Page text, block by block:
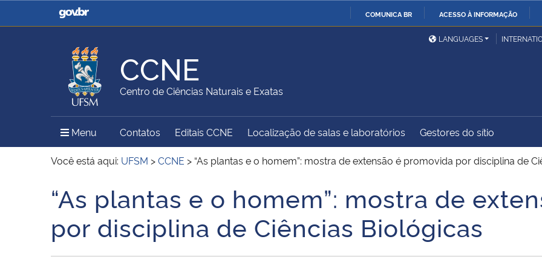
COMUNICA BR ACESSO À INFORMAÇÃO
Casa Civil
Ministério da Justiça e
Ministério da Defesa
Ministério das Relações
Exteriores
Ministério da Agricultura,
Pecuária e Abastecimento
Ministério da Educação
Ministério do Meio Ambiente Ministério do Turismo
Ministério do
Desenvolvimento Regional
Controladoria-Geral da
Secretaria de Governo
Gabinete de Segurança
Institucional
Advocacia-Geral da União Banco Central do Brasil
LANGUAGES
CCNE
Centro de Ciências Naturais e Exatas
Menu Menu Principal do Sítio
Contatos Editais CCNE Localização de salas e laboratórios Gestores do sítio
Você está aqui: UFSM >CCNE > “As plantas e o homem”: mostra de extensão é promovida por disciplina de
Início do conteúdo
“As plantas e o homem”: mostra de
por disciplina de Ciências Biológicas